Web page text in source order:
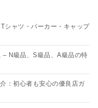
シャツ・パーカー・キャップ
– N級品、S級品、A級品の特
：初心者も安心の優良店ガ